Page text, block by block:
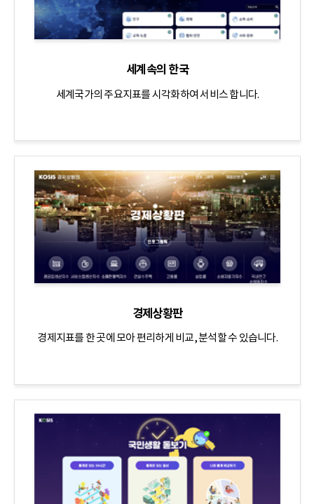
세계속의 한국
세계국가의 주요지표를 시각화하여 서비스 합니다.
경제상황판
경제지표를 한 곳에 모아 편리하게 비교, 분석할 수 있습니다.